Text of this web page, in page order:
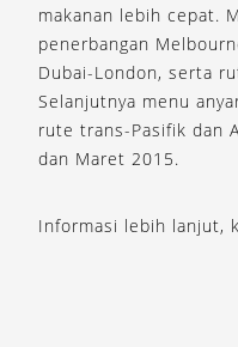
makanan lebih cepat.
penerbangan
Dubai-London, serta
Selanjutnya menu
rute trans-Pasifik dan
dan Maret 2015.
Informasi lebih lanjut,